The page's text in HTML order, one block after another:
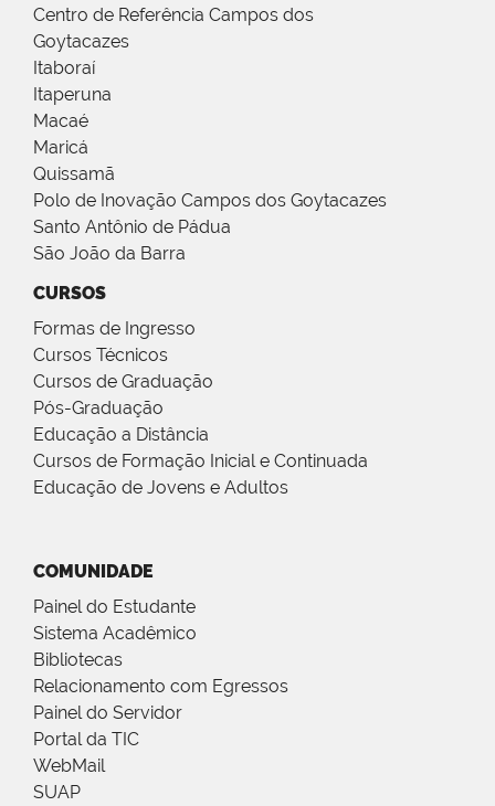
Centro de Referência Campos dos
Goytacazes
Itaboraí
Itaperuna
Macaé
Maricá
Quissamã
Polo de Inovação Campos dos Goytacazes
Santo Antônio de Pádua
São João da Barra
CURSOS
Formas de Ingresso
Cursos Técnicos
Cursos de Graduação
Pós-Graduação
Educação a Distância
Cursos de Formação Inicial e Continuada
Educação de Jovens e Adultos
COMUNIDADE
Painel do Estudante
Sistema Acadêmico
Bibliotecas
Relacionamento com Egressos
Painel do Servidor
Portal da TIC
WebMail
SUAP